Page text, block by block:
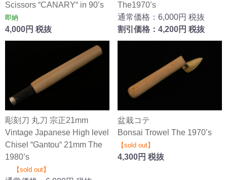
Scissors “CANARY“ in 90’s
即納
4,000円 税抜
The1970’s
通常価格：6,000円 税抜
割引価格：4,200円 税抜
彫刻刀 丸刀 宗正21mm
Vintage Japanese High level
Chisel “Gantou“ 21mm The
1980’s
【sold out】
盆栽コテ
Bonsai Trowel The 1970’s
【sold out】
4,300円 税抜